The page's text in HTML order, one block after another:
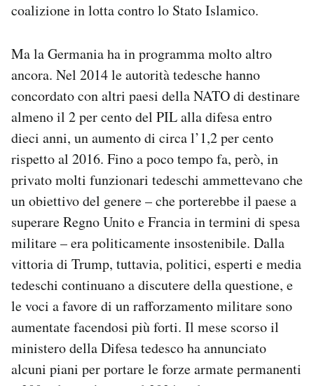
coalizione in lotta contro lo Stato Islamico.
Ma la Germania ha in programma molto altro
ancora. Nel 2014 le autorità tedesche hanno
concordato con altri paesi della NATO di destinare
almeno il 2 per cento del PIL alla difesa entro
dieci anni, un aumento di circa l’1,2 per cento
rispetto al 2016. Fino a poco tempo fa, però, in
privato molti funzionari tedeschi ammettevano che
un obiettivo del genere – che porterebbe il paese a
superare Regno Unito e Francia in termini di spesa
militare – era politicamente insostenibile. Dalla
vittoria di Trump, tuttavia, politici, esperti e media
tedeschi continuano a discutere della questione, e
le voci a favore di un rafforzamento militare sono
aumentate facendosi più forti. Il mese scorso il
ministero della Difesa tedesco ha annunciato
alcuni piani per portare le forze armate permanenti